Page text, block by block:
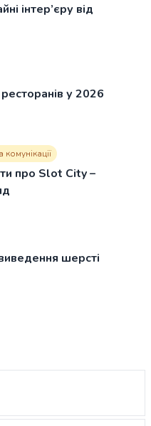
інтер’єру від
у 2026
комунікації
про Slot City –
шерсті